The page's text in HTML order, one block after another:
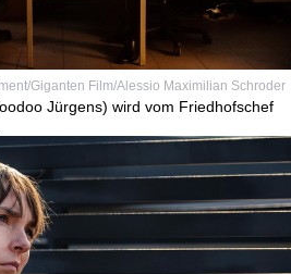
Giganten Film/Alessio Maximilian Schroder
Jürgens) wird vom Friedhofschef